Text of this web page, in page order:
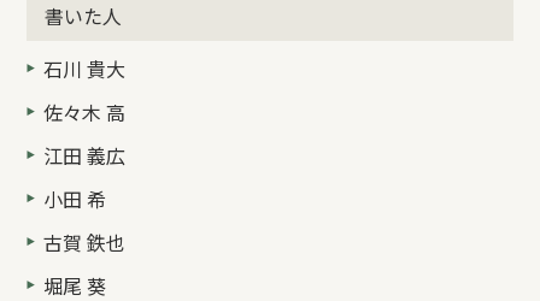
書いた人
石川 貴大
佐々木 高
江田 義広
小田 希
古賀 鉄也
堀尾 葵